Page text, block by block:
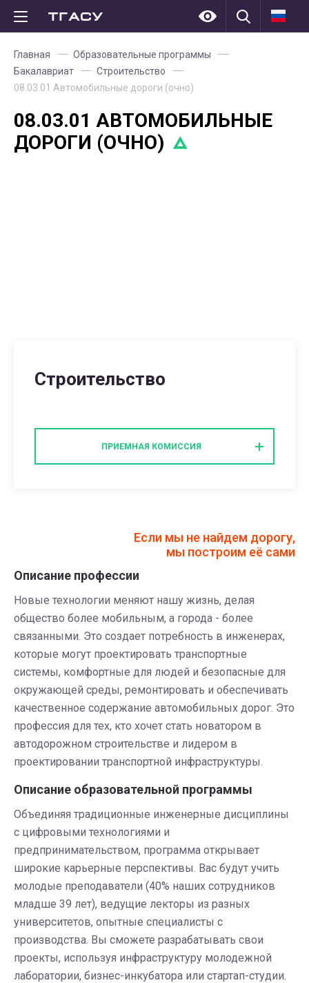
Главная
Образовательные программы
Бакалавриат
Строительство
08.03.01 Автомобильные дороги (очно)
08.03.01 АВТОМОБИЛЬНЫЕ
ДОРОГИ (ОЧНО)
Строительство
ПРИЕМНАЯ КОМИССИЯ
Если мы не найдем дорогу,
мы построим её сами
Описание профессии
Новые технологии меняют нашу жизнь, делая
общество более мобильным, а города - более
связанными. Это создает потребность в инженерах,
которые могут проектировать транспортные
системы, комфортные для людей и безопасные для
окружающей среды, ремонтировать и обеспечивать
качественное содержание автомобильных дорог. Это
профессия для тех, кто хочет стать новатором в
автодорожном строительстве и лидером в
проектировании транспортной инфраструктуры.
Описание образовательной программы
Объединяя традиционные инженерные дисциплины
с цифровыми технологиями и
предпринимательством, программа открывает
широкие карьерные перспективы. Вас будут учить
молодые преподаватели (40% наших сотрудников
младше 39 лет), ведущие лекторы из разных
университетов, опытные специалисты с
производства. Вы сможете разрабатывать свои
проекты, используя инфраструктуру молодежной
лаборатории, бизнес-инкубатора или стартап-студии.